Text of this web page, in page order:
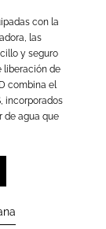
con la
las
y seguro
liberación de
combina el
incorporados
de agua que